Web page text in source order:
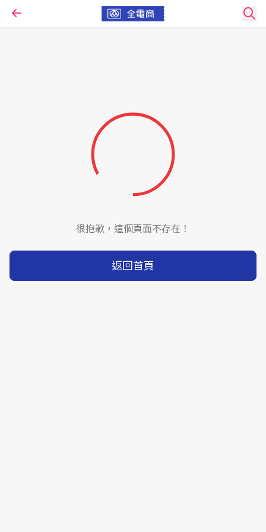
很抱歉，這個頁面不存在！
返回首頁